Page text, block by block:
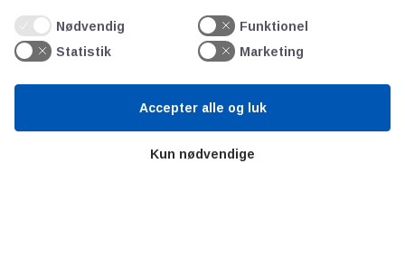
Litteratur
Forkortelser
Ståbi
Værd at besøge
Nødvendig
Funktionel
Statistik
Marketing
Kun nødvendige
Accepter alle og luk